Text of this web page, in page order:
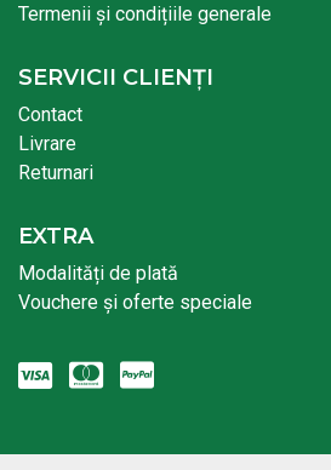
Termenii și condițiile generale
SERVICII CLIENȚI
Contact
Livrare
Returnari
EXTRA
Modalități de plată
Vouchere și oferte speciale